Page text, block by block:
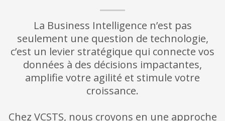
La Business Intelligence n’est pas
seulement une question de technologie,
c’est un levier stratégique qui connecte vos
données à des décisions impactantes,
amplifie votre agilité et stimule votre
croissance.
Chez VCSTS, nous croyons en une approche